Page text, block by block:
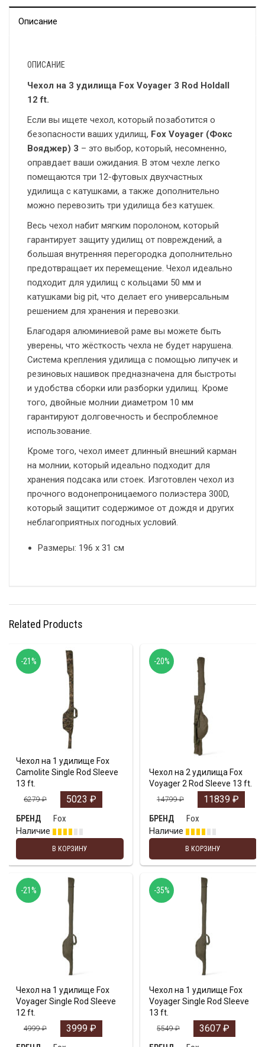
Описание
ОПИСАНИЕ
Чехол на 3 удилища Fox Voyager 3 Rod Holdall
12 ft.
Если вы ищете чехол, который позаботится о
безопасности ваших удилищ, Fox Voyager (Фокс
Вояджер) 3 – это выбор, который, несомненно,
оправдает ваши ожидания. В этом чехле легко
помещаются три 12-футовых двухчастных
удилища с катушками, а также дополнительно
можно перевозить три удилища без катушек.
Весь чехол набит мягким поролоном, который
гарантирует защиту удилищ от повреждений, а
большая внутренняя перегородка дополнительно
предотвращает их перемещение. Чехол идеально
подходит для удилищ с кольцами 50 мм и
катушками big pit, что делает его универсальным
решением для хранения и перевозки.
Благодаря алюминиевой раме вы можете быть
уверены, что жёсткость чехла не будет нарушена.
Система крепления удилища с помощью липучек и
резиновых нашивок предназначена для быстроты
и удобства сборки или разборки удилищ. Кроме
того, двойные молнии диаметром 10 мм
гарантируют долговечность и беспроблемное
использование.
Кроме того, чехол имеет длинный внешний карман
на молнии, который идеально подходит для
хранения подсака или стоек. Изготовлен чехол из
прочного водонепроницаемого полиэстера 300D,
который защитит содержимое от дождя и других
неблагоприятных погодных условий.
Размеры: 196 х 31 см
Related Products
Чехол на 1 удилище Fox
Camolite Single Rod Sleeve
13 ft.
6279₽ 5023 ₽
БРЕНД
Fox
Наличие
В КОРЗИНУ
-21%
Чехол на 2 удилища Fox
Voyager 2 Rod Sleeve 13 ft.
14799₽ 11839 ₽
БРЕНД
Fox
Наличие
В КОРЗИНУ
-20%
Чехол на 1 удилище Fox
Voyager Single Rod Sleeve
12 ft.
4999₽ 3999 ₽
-21%
Чехол на 1 удилище Fox
Voyager Single Rod Sleeve
13 ft.
5549₽ 3607 ₽
-35%